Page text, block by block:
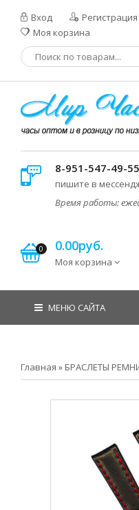
Вход Регистрация
Моя корзина
8-951-547-49-55
пишите в
Время работы:
0 0.00руб.
Моя корзина
МЕНЮ САЙТА
Главная » БРАСЛЕТЫ